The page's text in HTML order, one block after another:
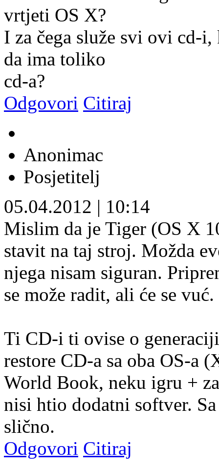
vrtjeti OS X?
I za čega služe svi ovi cd-
da ima toliko
cd-a?
Odgovori Citiraj
Anonimac
Posjetitelj
05.04.2012 | 10:14
Mislim da je Tiger (OS X
stavit na taj stroj. Možda
njega nisam siguran.
se može radit, ali će se vuć.
Ti CD-i ti ovise o
restore CD-a sa oba OS-a
World Book, neku igru +
nisi htio dodatni softver.
slično.
Odgovori Citiraj